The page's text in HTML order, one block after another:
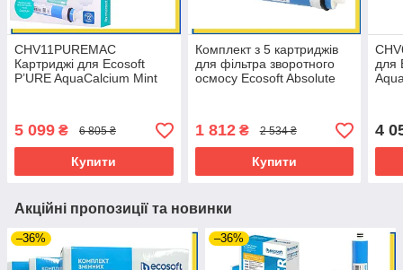
CHV11PUREMAC
Картриджі для Ecosoft
P’URE AquaCalcium Mint
5 099 ₴ 6 805 ₴
Купити
Комплект з 5 картриджів
для фільтра зворотного
осмосу Ecosoft Absolute
1 812₴ 2 534 ₴
Купити
для
4
Акційні пропозиції та новинки
–36% –36%